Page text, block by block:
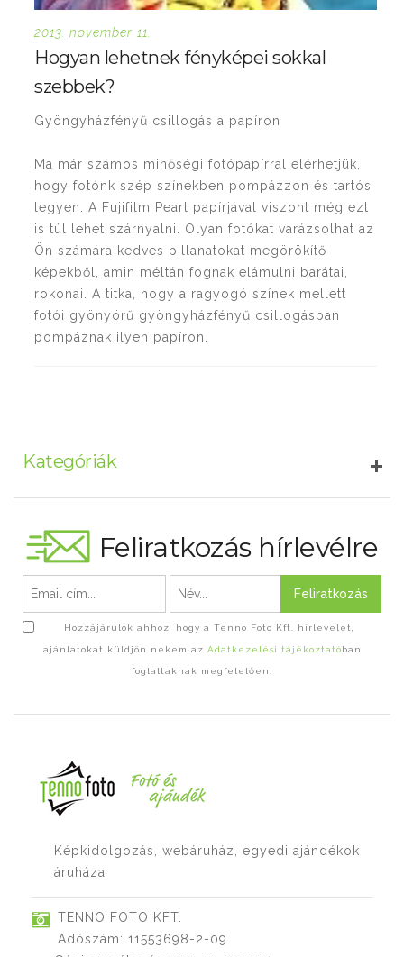
2013. november 11.
Hogyan lehetnek fényképei sokkal
szebbek?
Gyöngyházfényű csillogás a papíron
Ma már számos minőségi fotópapírral elérhetjük,
hogy fotónk szép színekben pompázzon és tartós
legyen. A Fujifilm Pearl papírjával viszont még ezt
is túl lehet szárnyalni. Olyan fotókat varázsolhat az
Ön számára kedves pillanatokat megörökítő
képekből, amin méltán fognak elámulni barátai,
rokonai. A titka, hogy a ragyogó színek mellett
fotói gyönyörű gyöngyházfényű csillogásban
pompáznak ilyen papíron.
Kategóriák
Feliratkozás hírlevélre
Feliratkozás
Hozzájárulok ahhoz, hogy a Tenno Foto Kft. hírlevelet,
ajánlatokat küldjön nekem az Adatkezelési tájékoztatóban
foglaltaknak megfelelően.
Képkidolgozás, webáruház, egyedi ajándékok
áruháza
TENNO FOTO KFT.
Adószám: 11553698-2-09